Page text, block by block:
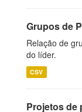
Grupos de
Relação de
do líder.
CSV
Projetos de